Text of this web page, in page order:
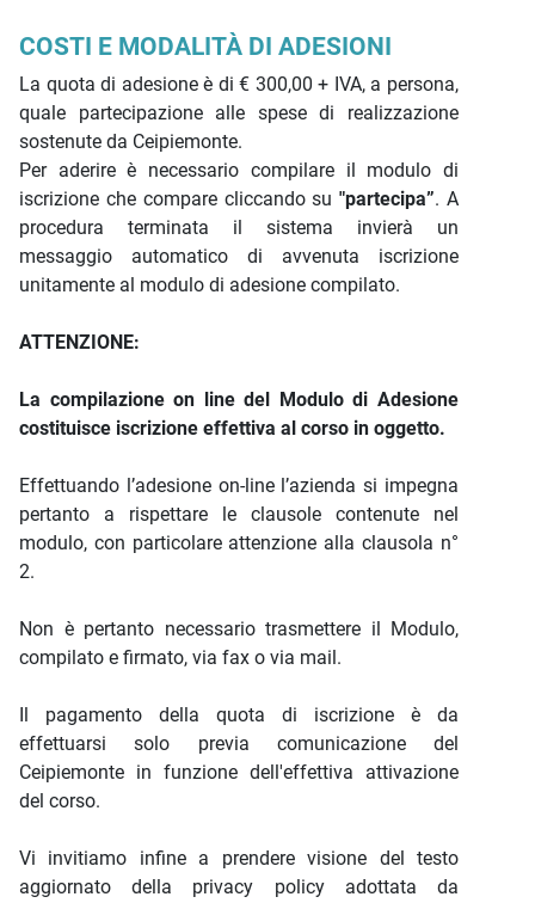
COSTI E MODALITÀ DI ADESIONI
La quota di adesione è di € 300,00 + IVA, a persona,
quale partecipazione alle spese di realizzazione
sostenute da Ceipiemonte.
Per aderire è necessario compilare il modulo di
iscrizione che compare cliccando su"partecipa”. A
procedura terminata il sistema invierà un
messaggio automatico di avvenuta iscrizione
unitamente al modulo di adesione compilato.
ATTENZIONE:
La compilazione on line del Modulo di Adesione
costituisce iscrizione effettiva al corso in oggetto.
Effettuando l’adesione on-line l’azienda si impegna
pertanto a rispettare le clausole contenute nel
modulo, con particolare attenzione alla clausola n°
2.
Non è pertanto necessario trasmettere il Modulo,
compilato e firmato, via fax o via mail.
Il pagamento della quota di iscrizione è da
effettuarsi solo previa comunicazione del
Ceipiemonte in funzione dell'effettiva attivazione
del corso.
Vi invitiamo infine a prendere visione del testo
aggiornato della privacy policy adottata da